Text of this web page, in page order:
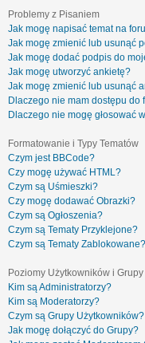
Problemy z Pisaniem
Jak mogę napisać temat na
Jak mogę zmienić lub usunąć
Jak mogę dodać podpis do
Jak mogę utworzyć ankietę?
Jak mogę zmienić lub usunąć
Dlaczego nie mam dostępu do
Dlaczego nie mogę głosować
Formatowanie i Typy Tematów
Czym jest BBCode?
Czy mogę używać HTML?
Czym są Uśmieszki?
Czy mogę dodawać Obrazki?
Czym są Ogłoszenia?
Czym są Tematy Przyklejone?
Czym są Tematy Zablokowane?
Poziomy Użytkowników i Grupy
Kim są Administratorzy?
Kim są Moderatorzy?
Czym są Grupy Użytkowników?
Jak mogę dołączyć do Grupy?